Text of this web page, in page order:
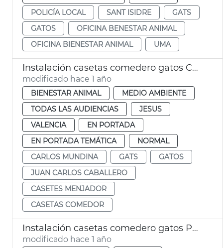
POLICÍA LOCAL
SANT ISIDRE
GATS
GATOS
OFICINA BENESTAR ANIMAL
OFICINA BIENESTAR ANIMAL
UMA
Instalación casetas comedero gatos Cementerio General València
modificado hace 1 año
BIENESTAR ANIMAL
MEDIO AMBIENTE
TODAS LAS AUDIENCIAS
JESUS
VALENCIA
EN PORTADA
EN PORTADA TEMÁTICA
NORMAL
CARLOS MUNDINA
GATS
GATOS
JUAN CARLOS CABALLERO
CASETES MENJADOR
CASETAS COMEDOR
Instalación casetas comedero gatos Parque Central
modificado hace 1 año